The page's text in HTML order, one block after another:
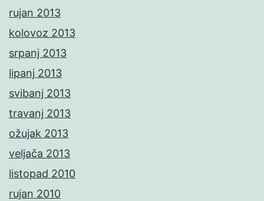
rujan 2013
kolovoz 2013
srpanj 2013
lipanj 2013
svibanj 2013
travanj 2013
ožujak 2013
veljača 2013
listopad 2010
rujan 2010